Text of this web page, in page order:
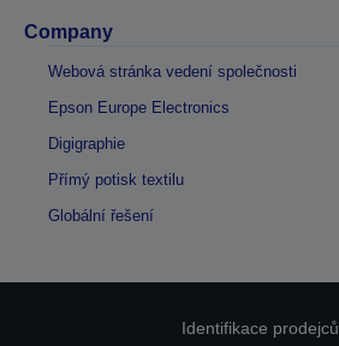
Company
Webová stránka vedení společnosti
Epson Europe Electronics
Digigraphie
Přímý potisk textilu
Globální řešení
Identifikace prodejců